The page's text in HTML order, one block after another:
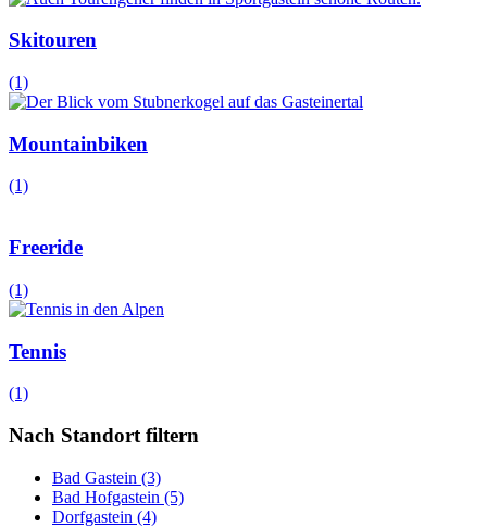
Skitouren
(1)
Mountainbiken
(1)
Freeride
(1)
Tennis
(1)
Nach Standort filtern
Bad Gastein (3)
Bad Hofgastein (5)
Dorfgastein (4)